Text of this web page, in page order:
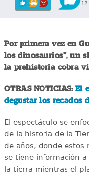
12
Por primera vez en
los dinosaurios", un
la prehistoria cobra
OTRAS NOTICIAS: El
degustar los recados
El espectáculo se
de la historia de la
de años, donde estos
se tiene información
la tierra mientras el